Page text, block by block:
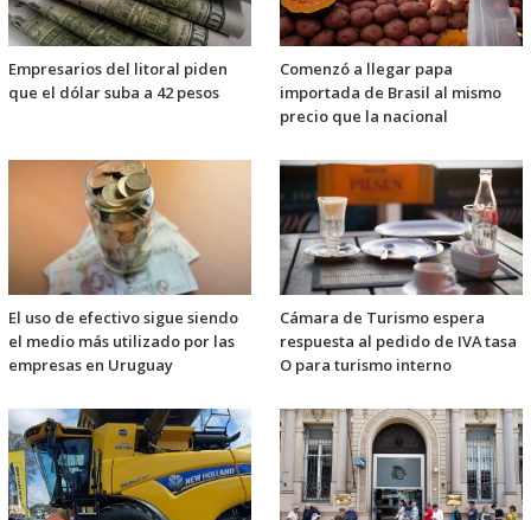
Empresarios del litoral piden
que el dólar suba a 42 pesos
Comenzó a llegar papa
importada de Brasil al mismo
precio que la nacional
El uso de efectivo sigue siendo
el medio más utilizado por las
empresas en Uruguay
Cámara de Turismo espera
respuesta al pedido de IVA tasa
O para turismo interno